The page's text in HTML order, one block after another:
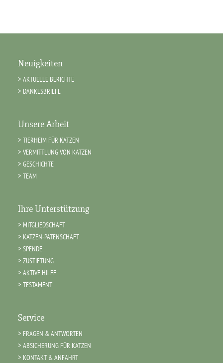
Neuigkeiten
AKTUELLE BERICHTE
DANKESBRIEFE
Unsere Arbeit
TIERHEIM FÜR KATZEN
VERMITTLUNG VON KATZEN
GESCHICHTE
TEAM
Ihre Unterstützung
MITGLIEDSCHAFT
KATZEN-PATENSCHAFT
SPENDE
ZUSTIFTUNG
AKTIVE HILFE
TESTAMENT
Service
FRAGEN & ANTWORTEN
ABSICHERUNG FÜR KATZEN
KONTAKT & ANFAHRT